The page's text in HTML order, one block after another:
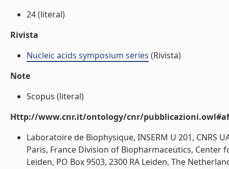
24 (literal)
Rivista
Nucleic acids symposium series (Rivista)
Note
Scopus (literal)
Http://www.cnr.it/ontology/cnr/
Laboratoire de Biophysique, INSERM U 201, CNRS
Paris, France Division of Biopharmaceutics, Center
Leiden, PO Box 9503, 2300 RA Leiden, The